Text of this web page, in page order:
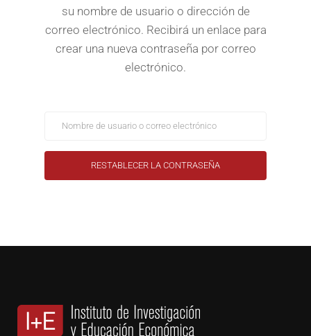
su nombre de usuario o dirección de
correo electrónico. Recibirá un enlace para
crear una nueva contraseña por correo
electrónico.